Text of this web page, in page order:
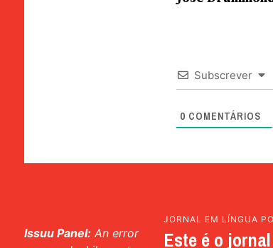
Subscrever
0 COMENTÁRIOS
Issuu Panel: An error
JORNAL EM LÍNGUA
Este é o